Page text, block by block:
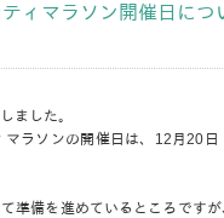
ィマラソン開催日につ
ました。
マラソンの開催日は、12月20日
準備を進めているところです